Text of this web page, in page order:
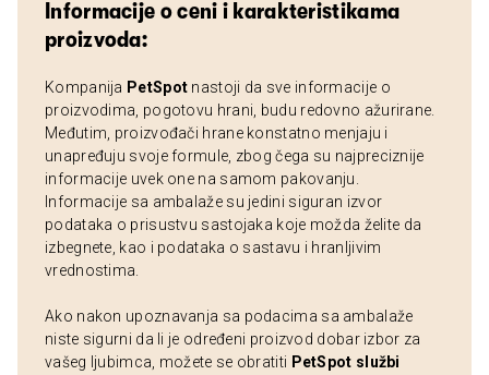
Informacije o ceni i karakteristikama
proizvoda:
Kompanija PetSpot nastoji da sve informacije o
proizvodima, pogotovu hrani, budu redovno ažurirane.
Međutim, proizvođači hrane konstatno menjaju i
unapređuju svoje formule, zbog čega su najpreciznije
informacije uvek one na samom pakovanju.
Informacije sa ambalaže su jedini siguran izvor
podataka o prisustvu sastojaka koje možda želite da
izbegnete, kao i podataka o sastavu i hranljivim
vrednostima.
Ako nakon upoznavanja sa podacima sa ambalaže
niste sigurni da li je određeni proizvod dobar izbor za
vašeg ljubimca, možete se obratiti PetSpot službi